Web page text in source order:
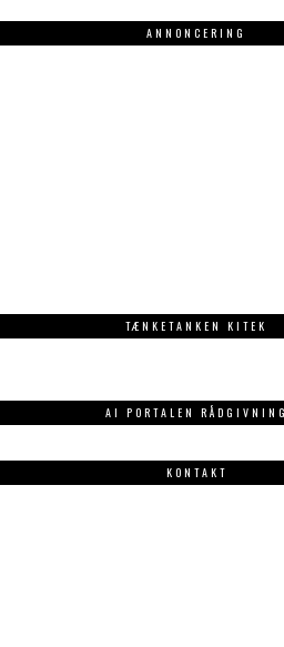
ANNONCERING
TÆNKETANKEN KITEK
AI PORTALEN RÅDGIVNING
KONTAKT